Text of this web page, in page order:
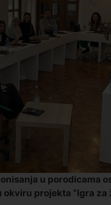
u porodicama
projekta “Igra